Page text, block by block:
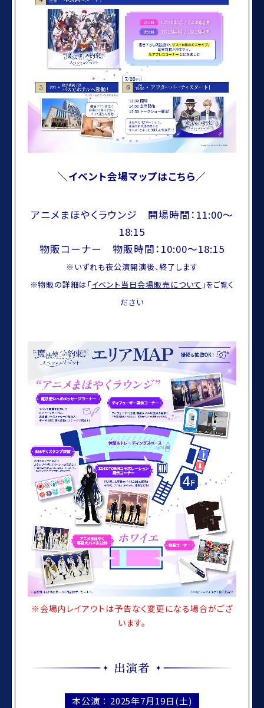
＼イベント会場マップはこちら／
アニメまほやくラウンジ 開場時間：11:00～
18:15
物販コーナー 物販時間：10:00～18:15
※いずれも夜公演開演後、終了します
※物販の詳細は「イベント当日会場販売について 」をご覧く
ださい
※会場内レイアウトは予告なく変更になる場合がござ
います。
本公演 ： 2025年7月19日(土)